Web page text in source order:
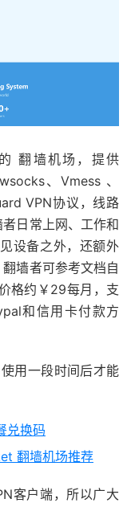
翻墙机场，提供
、Vmess 、
VPN协议，线路
日常上网、工作和
设备之外，还额外
墙者可参考文档自
格约￥29每月，支
和信用卡付款方
用一段时间后才能
兑换码
翻墙机场推荐
客户端，所以广大